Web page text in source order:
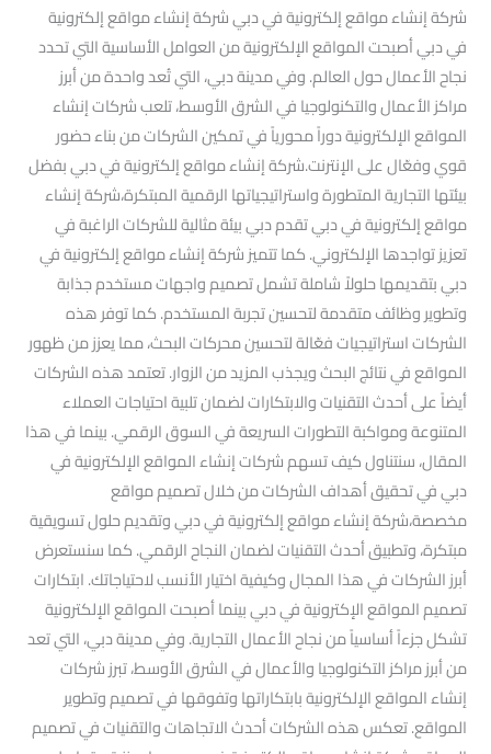
شركة إنشاء مواقع إلكترونية في دبي شركة إنشاء مواقع إلكترونية
في دبي أصبحت المواقع الإلكترونية من العوامل الأساسية التي تحدد
نجاح الأعمال حول العالم. وفي مدينة دبي، التي تُعد واحدة من أبرز
مراكز الأعمال والتكنولوجيا في الشرق الأوسط، تلعب شركات إنشاء
المواقع الإلكترونية دوراً محورياً في تمكين الشركات من بناء حضور
قوي وفعّال على الإنترنت.شركة إنشاء مواقع إلكترونية في دبي بفضل
بيئتها التجارية المتطورة واستراتيجياتها الرقمية المبتكرة،شركة إنشاء
مواقع إلكترونية في دبي تقدم دبي بيئة مثالية للشركات الراغبة في
تعزيز تواجدها الإلكتروني. كما تتميز شركة إنشاء مواقع إلكترونية في
دبي بتقديمها حلولاً شاملة تشمل تصميم واجهات مستخدم جذابة
وتطوير وظائف متقدمة لتحسين تجربة المستخدم. كما توفر هذه
الشركات استراتيجيات فعّالة لتحسين محركات البحث، مما يعزز من ظهور
المواقع في نتائج البحث ويجذب المزيد من الزوار. تعتمد هذه الشركات
أيضاً على أحدث التقنيات والابتكارات لضمان تلبية احتياجات العملاء
المتنوعة ومواكبة التطورات السريعة في السوق الرقمي. بينما في هذا
المقال، سنتناول كيف تسهم شركات إنشاء المواقع الإلكترونية في
دبي في تحقيق أهداف الشركات من خلال تصميم مواقع
مخصصة،شركة إنشاء مواقع إلكترونية في دبي وتقديم حلول تسويقية
مبتكرة، وتطبيق أحدث التقنيات لضمان النجاح الرقمي. كما سنستعرض
أبرز الشركات في هذا المجال وكيفية اختيار الأنسب لاحتياجاتك. ابتكارات
تصميم المواقع الإكترونية في دبي بينما أصبحت المواقع الإلكترونية
تشكل جزءاً أساسياً من نجاح الأعمال التجارية. وفي مدينة دبي، التي تعد
من أبرز مراكز التكنولوجيا والأعمال في الشرق الأوسط، تبرز شركات
إنشاء المواقع الإلكترونية بابتكاراتها وتفوقها في تصميم وتطوير
المواقع. تعكس هذه الشركات أحدث الاتجاهات والتقنيات في تصميم